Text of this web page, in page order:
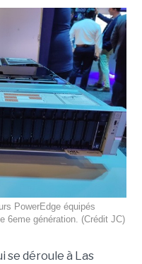
PowerEdge équipés
6eme génération. (Crédit JC)
se déroule à Las